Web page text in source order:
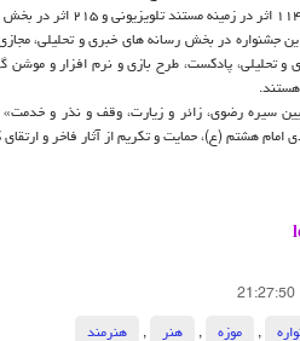
جشنواره در بخش رسانه های خبری و تحلیلی،
تحلیلی، پادکست، طرح بازی و نرم افزار و موشن
سیره رضوی، زائر و زیارت، وقف و نذر و
امام هشتم (ع)، حمایت و تکریم از آثار فاخر و
21:27:50
, موزه , هنر ,
هنرمند